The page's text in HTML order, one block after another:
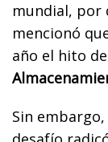
mundial, por
mencionó
año el hito
Sin